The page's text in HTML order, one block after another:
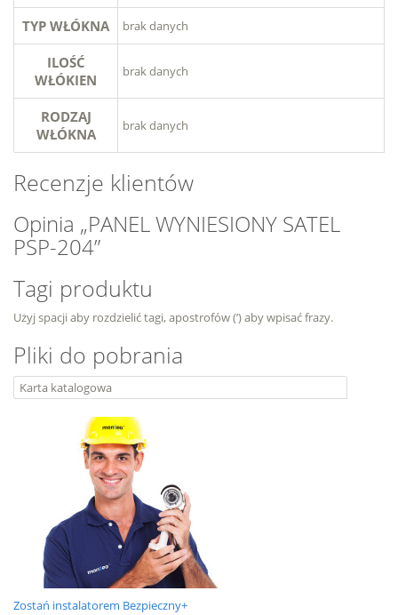
TYP WŁÓKNA brak danych
ILOŚĆ
WŁÓKIEN
brak danych
RODZAJ
WŁÓKNA
brak danych
Recenzje klientów
Opinia „PANEL WYNIESIONY SATEL
PSP-204”
Tagi produktu
Użyj spacji aby rozdzielić tagi, apostrofów (’) aby wpisać frazy.
Pliki do pobrania
Karta katalogowa
Zostań instalatorem Bezpieczny+